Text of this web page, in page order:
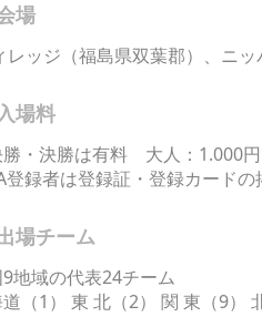
場
レッジ（福島県双葉郡）、ニ
場料
・決勝は有料 大人：1.000円
登録者は登録証・登録カード
場チーム
地域の代表24チーム
（1） 東 北（2） 関 東（9）